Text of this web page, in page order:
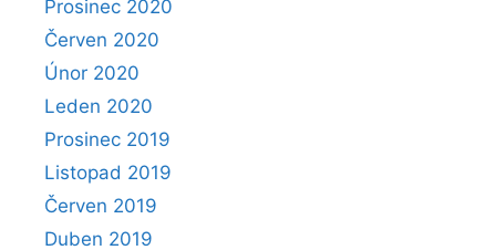
Prosinec 2020
Červen 2020
Únor 2020
Leden 2020
Prosinec 2019
Listopad 2019
Červen 2019
Duben 2019